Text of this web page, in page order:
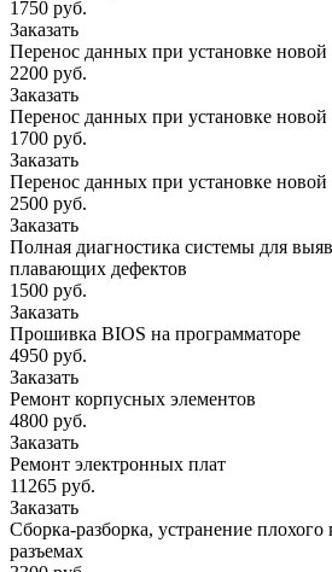
1750 руб.
Заказать
Перенос данных при установке
2200 руб.
Заказать
Перенос данных при установке
1700 руб.
Заказать
Перенос данных при установке
2500 руб.
Заказать
Полная диагностика системы для
плавающих дефектов
1500 руб.
Заказать
Прошивка BIOS на программаторе
4950 руб.
Заказать
Ремонт корпусных элементов
4800 руб.
Заказать
Ремонт электронных плат
11265 руб.
Заказать
Сборка-разборка, устранение
разъемах